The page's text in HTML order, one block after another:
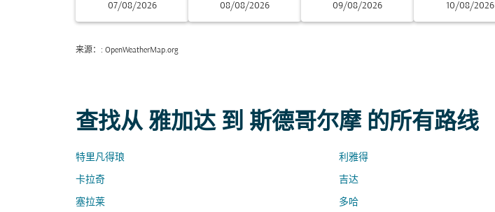
07/08/2026 08/08/2026 09/08/2026 10/08/2026
来源： : OpenWeatherMap.org
查找从 雅加达 到 斯德哥尔摩 的所有路线
特里凡得琅 利雅得
卡拉奇 吉达
塞拉莱 多哈